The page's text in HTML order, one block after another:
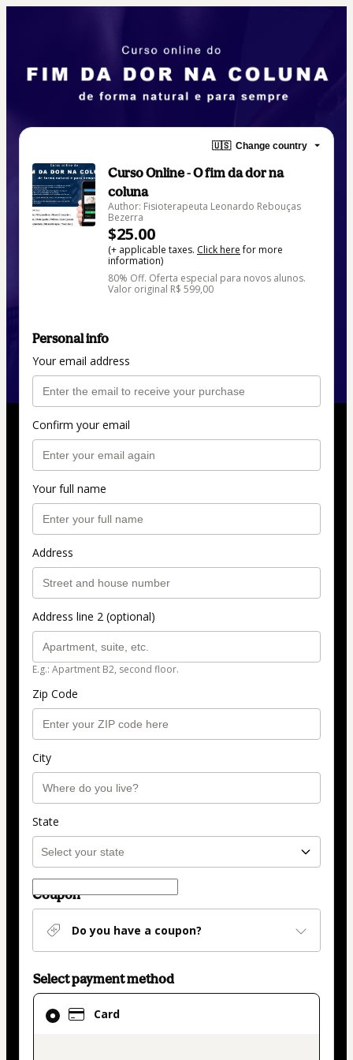
🇺🇸 Change country
Curso Online - O fim da dor na
coluna
Author: Fisioterapeuta Leonardo Rebouças
Bezerra
$25.00
(+ applicable taxes. Click herefor more
information)
80% Off. Oferta especial para novos alunos.
Valor original R$ 599,00
Personal info
Your email address
Confirm your email
Your full name
Address
Address line 2 (optional)
E.g.: Apartment B2, second floor.
Zip Code
City
State
Coupon
Do you have a coupon?
Select payment method
Card
Card
selected